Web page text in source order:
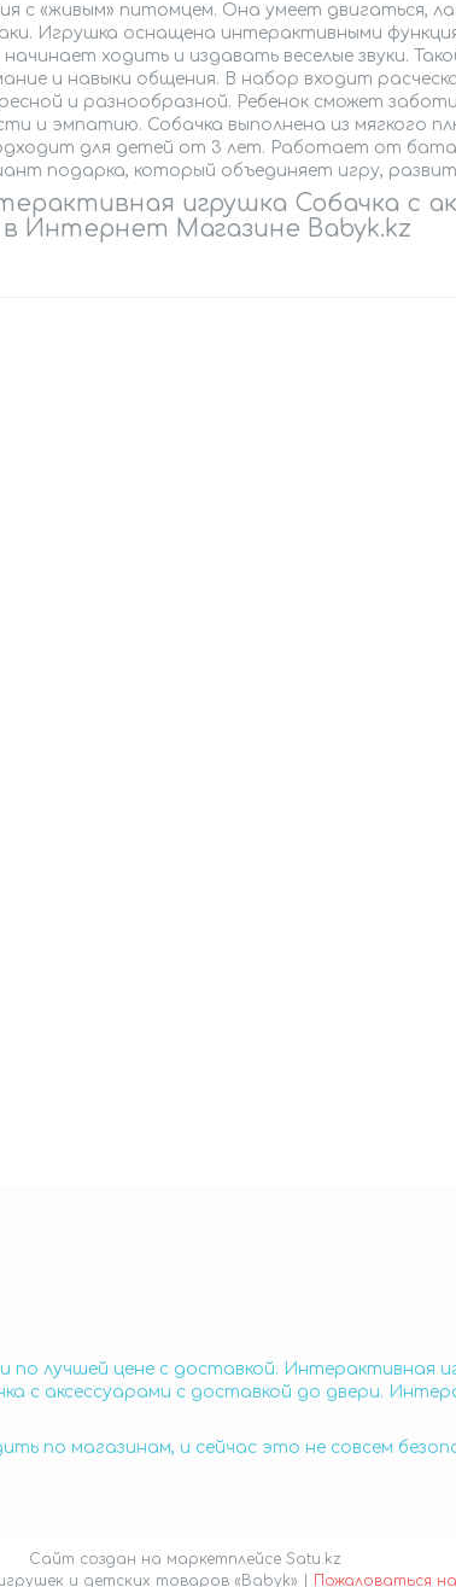
с «живым» питомцем. Она умеет двигаться,
Игрушка оснащена интерактивными
начинает ходить и издавать веселые звуки.
и навыки общения. В набор входит
и разнообразной. Ребенок сможет
и эмпатию. Собачка выполнена из мягкого
для детей от 3 лет. Работает от
подарка, который объединяет игру,
игрушка Собачка с
Интернет Магазине Babyk.kz
по лучшей цене с доставкой. Интерактивная
с аксессуарами с доставкой до двери.
по магазинам, и сейчас это не совсем
Сайт создан на маркетплейсе Satu.kz
Пожаловаться